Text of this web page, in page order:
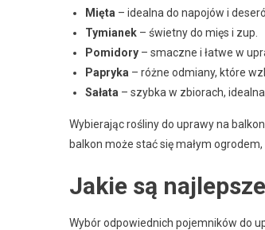
Mięta – idealna do napojów i
Tymianek – świetny do mięs i zup.
Pomidory – smaczne i łatwe w
Papryka – różne odmiany, które
Sałata – szybka w zbiorach, idealna
Wybierając rośliny do uprawy na
balkon może stać się małym
Jakie są
Wybór odpowiednich pojemników do